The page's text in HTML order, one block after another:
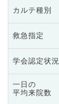
カルテ種別
救急指定
学会認定状況
一日の
平均来院数